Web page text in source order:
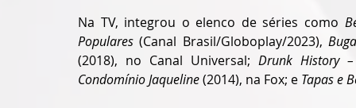
Na TV, integrou o elenco de séries como
Populares (Canal Brasil/Globoplay/2023),
(2018), no Canal Universal; Drunk History
Condomínio Jaqueline (2014), na Fox; e Tapas e